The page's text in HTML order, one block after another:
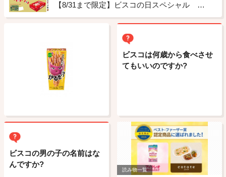
【8/31まで限定】ビスコの日スペシャル 谷口智則さんコラボスマイルビスコ
ビスコは何歳から食べさせ
てもいいのですか?
ビスコの男の子の名前はな
んですか?
読み物一覧